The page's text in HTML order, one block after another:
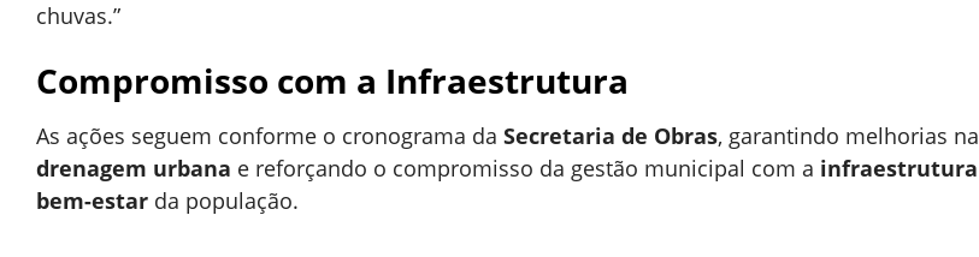
chuvas.”
Compromisso com a Infraestrutura
As ações seguem conforme o cronograma da Secretaria de Obras, garantindo melhorias na
drenagem urbana e reforçando o compromisso da gestão municipal com a infraestrutura
bem-estar da população.